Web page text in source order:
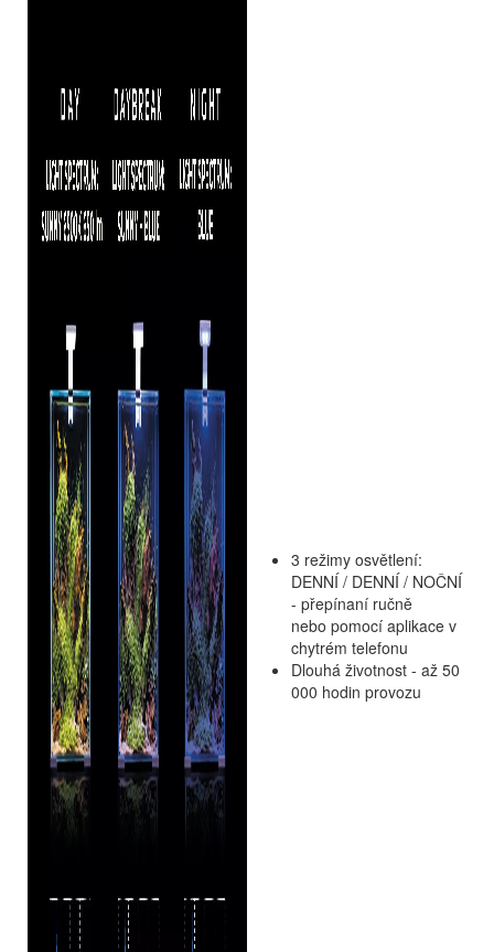
3 režimy osvětlení:
DENNÍ / DENNÍ / NOČNÍ
- přepínaní ručně
nebo pomocí aplikace v
chytrém telefonu
Dlouhá životnost - až 50
000 hodin provozu